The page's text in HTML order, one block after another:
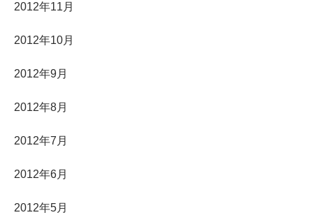
2012年11月
2012年10月
2012年9月
2012年8月
2012年7月
2012年6月
2012年5月